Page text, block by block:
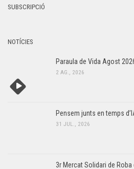
SUBSCRIPCIÓ
NOTÍCIES
Paraula de Vida Agost
2 AG., 2026
Pensem junts en temps
31 JUL., 2026
3r Mercat Solidari de Roba